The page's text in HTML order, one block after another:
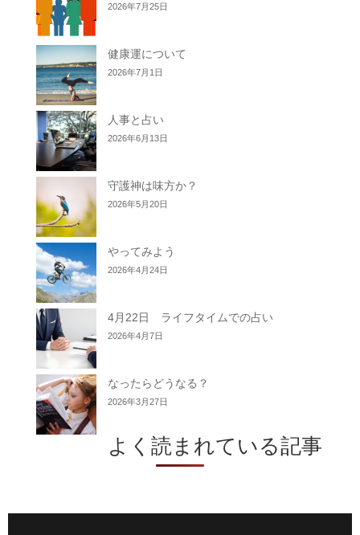
2026年7月25日
健康運について
2026年7月1日
人事と占い
2026年6月13日
守護神は味方か？
2026年5月20日
やってみよう
2026年4月24日
4月22日 ライフタイムでの占い
2026年4月7日
なったらどうなる？
2026年3月27日
よく読まれている記事